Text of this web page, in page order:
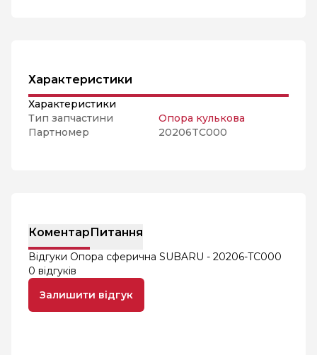
Характеристики
Характеристики
Тип запчастини
Опора кулькова
Партномер
20206TC000
КоментарПитання
Відгуки Опора сферична SUBARU - 20206-TC000
0 відгуків
Залишити відгук